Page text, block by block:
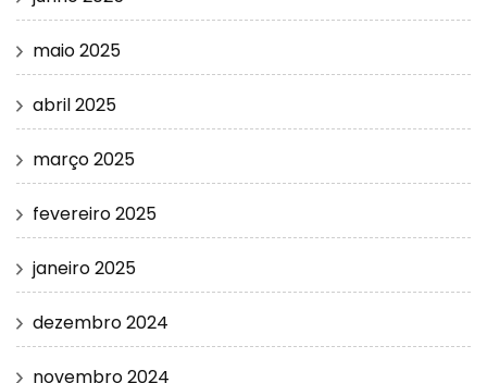
maio 2025
abril 2025
março 2025
fevereiro 2025
janeiro 2025
dezembro 2024
novembro 2024